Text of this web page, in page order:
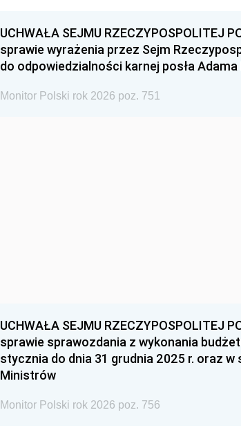
UCHWAŁA SEJMU RZECZYPOSPOLITEJ
sprawie wyrażenia przez Sejm
do odpowiedzialności karnej posła
Monitor Polski rok 2026 poz. 751
UCHWAŁA SEJMU RZECZYPOSPOLITEJ
sprawie sprawozdania z wykonania
stycznia do dnia 31 grudnia 2025 r. oraz
Ministrów
Monitor Polski rok 2026 poz. 756